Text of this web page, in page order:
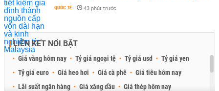
QUỐC TẾ - 43 phút trước
LIÊN KẾT NỔI BẬT
Giá vàng hôm nay Tỷ giá ngoại tệ Tỷ giá usd
Tỷ giá yen
Tỷ giá euro
Giá heo hơi Giá cà phê
Giá tiêu hôm nay
Lãi suất ngân hàng
Giá xăng dầu
Giá thép hôm nay